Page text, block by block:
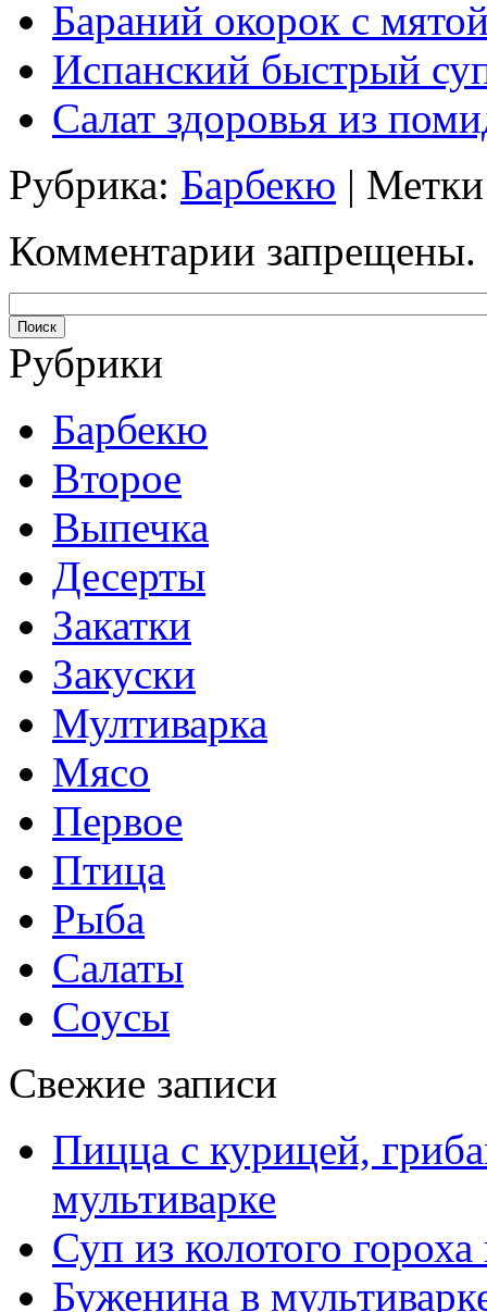
Бараний окорок с
Испанский быстрый
Салат здоровья из
Рубрика: Барбекю |
Комментарии запрещены.
Рубрики
Барбекю
Второе
Выпечка
Десерты
Закатки
Закуски
Мултиварка
Мясо
Первое
Птица
Рыба
Салаты
Соусы
Свежие записи
Пицца с курицей,
мультиварке
Суп из колотого
Буженина в